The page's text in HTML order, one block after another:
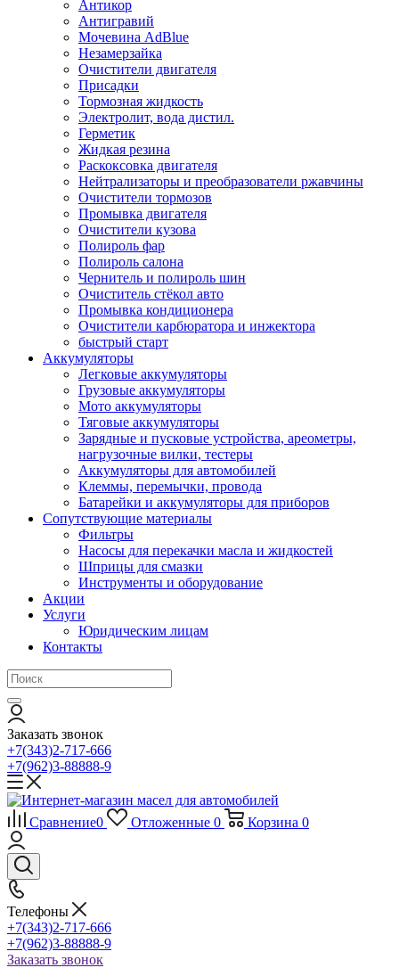
Антикор
Антигравий
Мочевина AdBlue
Незамерзайка
Очистители двигателя
Присадки
Тормозная жидкость
Электролит, вода дистил.
Герметик
Жидкая резина
Раскоксовка двигателя
Нейтрализаторы и преобразователи ржавчины
Очистители тормозов
Промывка двигателя
Очистители кузова
Полироль фар
Полироль салона
Чернитель и полироль шин
Очиститель стёкол авто
Промывка кондиционера
Очистители карбюратора и инжектора
быстрый старт
Аккумуляторы
Легковые аккумуляторы
Грузовые аккумуляторы
Мото аккумуляторы
Тяговые аккумуляторы
Зарядные и пусковые устройства, ареометры,
нагрузочные вилки, тестеры
Аккумуляторы для автомобилей
Клеммы, перемычки, провода
Батарейки и аккумуляторы для приборов
Сопутствующие материалы
Фильтры
Насосы для перекачки масла и жидкостей
Шприцы для смазки
Инструменты и оборудование
Акции
Услуги
Юридическим лицам
Контакты
Заказать звонок
+7(343)2-717-666
+7(962)3-88888-9
Сравнение0 Отложенные 0 Корзина 0
Телефоны
+7(343)2-717-666
+7(962)3-88888-9
Заказать звонок